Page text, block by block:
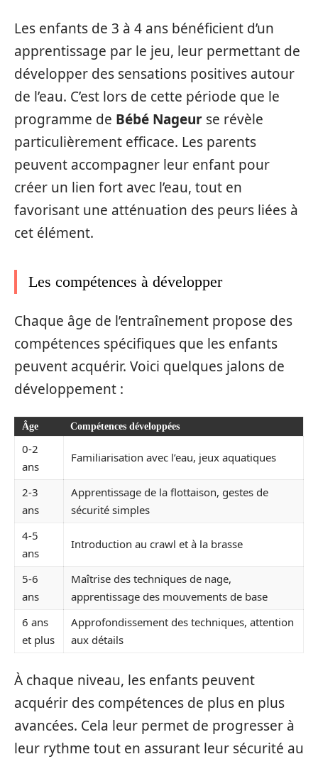
Les enfants de 3 à 4 ans bénéficient d’un
apprentissage par le jeu, leur permettant de
développer des sensations positives autour
de l’eau. C’est lors de cette période que le
programme de Bébé Nageur se révèle
particulièrement efficace. Les parents
peuvent accompagner leur enfant pour
créer un lien fort avec l’eau, tout en
favorisant une atténuation des peurs liées à
cet élément.
Les compétences à développer
Chaque âge de l’entraînement propose des
compétences spécifiques que les enfants
peuvent acquérir. Voici quelques jalons de
développement :
Âge Compétences développées
0-2
ans
Familiarisation avec l’eau, jeux aquatiques
2-3
ans
Apprentissage de la flottaison, gestes de
sécurité simples
4-5
ans
Introduction au crawl et à la brasse
5-6
ans
Maîtrise des techniques de nage,
apprentissage des mouvements de base
6 ans
et plus
Approfondissement des techniques, attention
aux détails
À chaque niveau, les enfants peuvent
acquérir des compétences de plus en plus
avancées. Cela leur permet de progresser à
leur rythme tout en assurant leur sécurité au